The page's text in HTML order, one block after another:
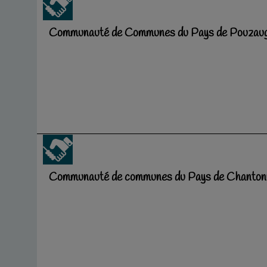
Communauté de Communes du Pays de
Communauté de communes du Pays de